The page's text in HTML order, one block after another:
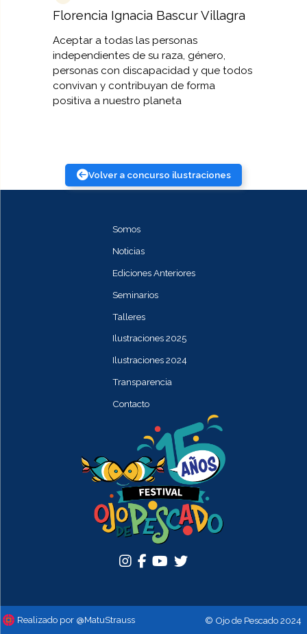
Volver a concurso ilustraciones
Florencia Ignacia Bascur Villagra
Aceptar a todas las personas
independientes de su raza, género,
personas con discapacidad y que todos
convivan y contribuyan de forma
positiva a nuestro planeta
Somos
Noticias
Ediciones Anteriores
Seminarios
Talleres
Ilustraciones 2025
Ilustraciones 2024
Transparencia
Contacto
Realizado por @MatuStrauss © Ojo de Pescado 2024